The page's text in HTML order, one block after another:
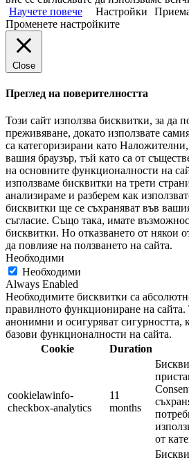
Научете повече
Настройки
Променете настройките
Close
Преглед на поверителността
Този сайт използва бисквитки, за да
преживяване, докато използвате
са категоризирани като Наложителни,
вашия браузър, тъй като са от
на основните функционалности на
използваме бисквитки на трети
анализираме и разберем как
бисквитки ще се съхраняват във
съгласие. Също така, имате
бисквитки. Но отказването от някои
да повлияе на ползването на сайта.
Необходими
Необходими
Always Enabled
Необходимите бисквитки са
правилното функциониране на сайта.
анонимни и осигуряват сигурността,
базови функционалности на сайта.
Cookie
Duration
cookielawinfo-
checkbox-analytics
11
months
от